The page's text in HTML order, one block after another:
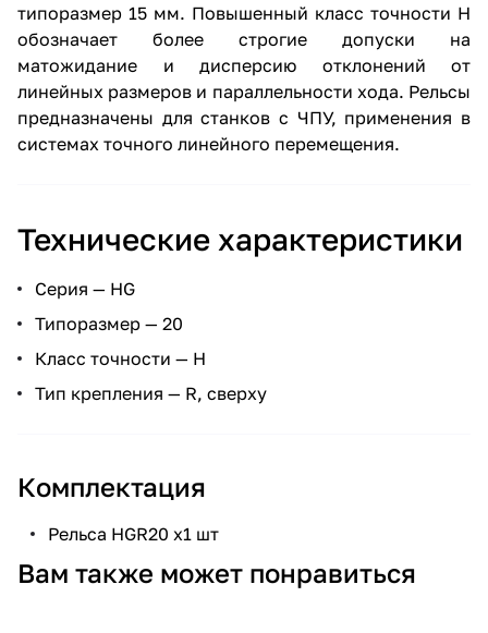
типоразмер 15 мм. Повышенный класс точности H
обозначает более строгие допуски на
матожидание и дисперсию отклонений от
линейных размеров и параллельности хода. Рельсы
предназначены для станков с ЧПУ, применения в
системах точного линейного перемещения.
Технические характеристики
Серия — HG
Типоразмер — 20
Класс точности — H
Тип крепления — R, сверху
Комплектация
Рельса HGR20 х1 шт
Вам также может понравиться